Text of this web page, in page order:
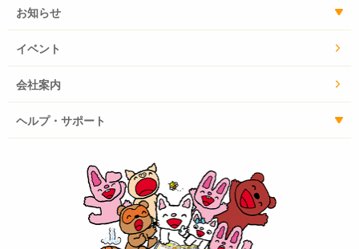
お知らせ
イベント
会社案内
ヘルプ・サポート